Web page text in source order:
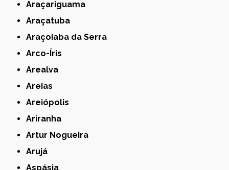
Araçariguama
Araçatuba
Araçoiaba da Serra
Arco-Íris
Arealva
Areias
Areiópolis
Ariranha
Artur Nogueira
Arujá
Aspásia